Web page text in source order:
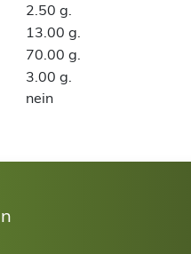
2.50 g.
13.00 g.
70.00 g.
3.00 g.
nein